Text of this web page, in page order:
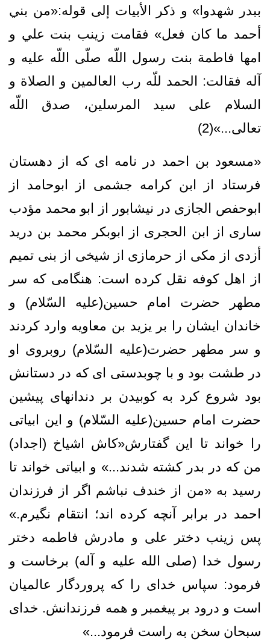
ببدر شهدوا» و ذكر الأبيات إلى قوله:«من بني
أحمد ما كان فعل» فقامت زينب بنت علي و
امها فاطمة بنت رسول اللّه صلّى اللّه عليه و
آله فقالت: الحمد للّه رب العالمين و الصلاة و
السلام على سيد المرسلين، صدق اللّه
تعالى...»(2)
«مسعود بن احمد در نامه ای که از دهستان
فرستاد از ابن کرامه جشمی از ابوحامد از
ابوحفص الجازی در نیشابور از ابو محمد مؤدب
ساری از ابن الحجری از ابوبکر محمد بن درید
أزدی از مکی از حرمازی از شیخی از بنی تمیم
از اهل کوفه نقل کرده است: هنگامی که سر
مطهر حضرت امام حسین(علیه السّلام) و
خاندان ایشان را بر یزید بن معاویه وارد کردند
و سر مطهر حضرت(علیه السّلام) روبروی او
در طشت بود و با چوبدستی ای که در دستانش
بود شروع کرد به کوبیدن بر دندانهای پیشین
حضرت امام حسین(علیه السّلام) و این ابیاتی
را خواند تا این گفتارش«كاش اشياخ (اجداد)
من كه در بدر كشته شدند...» و ابیاتی خواند تا
رسید به «من از خندف نباشم اگر از فرزندان
احمد در برابر آنچه كرده اند؛ انتقام نگيرم‏.»
پس زینب دختر علی و مادرش فاطمه دختر
رسول خدا (صلی الله علیه و آله) برخاست و
فرمود: سپاس خداى را كه پروردگار عالميان
است و درود بر پيغمبر و همه فرزندانش. خداى
سبحان سخن به راست فرمود...»